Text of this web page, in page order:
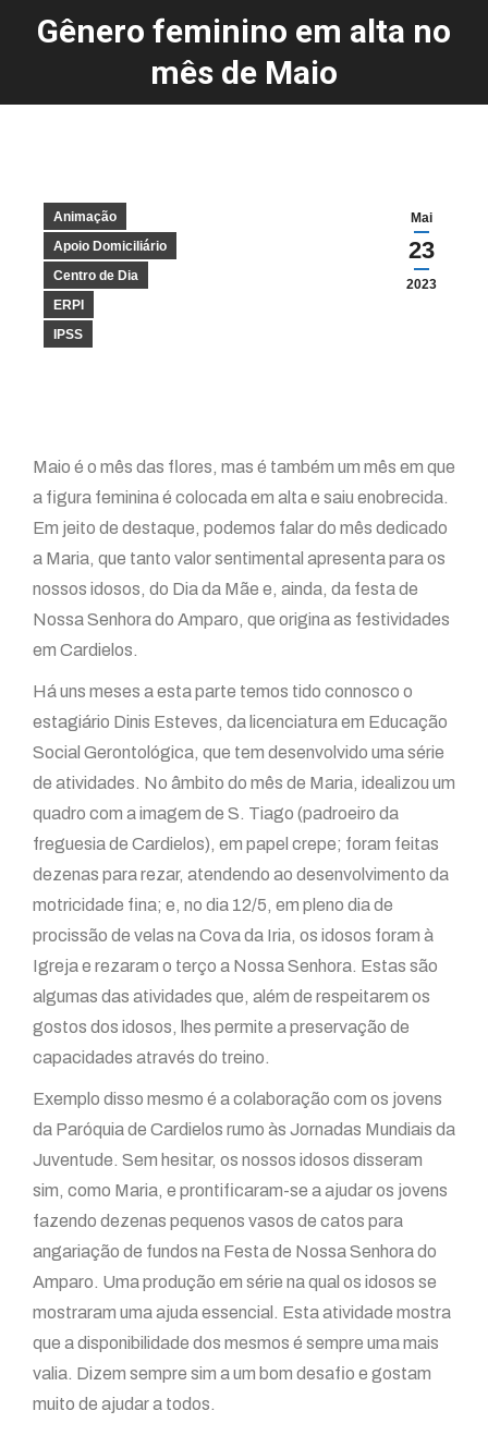
Gênero feminino em alta no
mês de Maio
Mai
23
2023
Animação
Apoio Domiciliário
Centro de Dia
ERPI
IPSS
Maio é o mês das flores, mas é também um mês em que
a figura feminina é colocada em alta e saiu enobrecida.
Em jeito de destaque, podemos falar do mês dedicado
a Maria, que tanto valor sentimental apresenta para os
nossos idosos, do Dia da Mãe e, ainda, da festa de
Nossa Senhora do Amparo, que origina as festividades
em Cardielos.
Há uns meses a esta parte temos tido connosco o
estagiário Dinis Esteves, da licenciatura em Educação
Social Gerontológica, que tem desenvolvido uma série
de atividades. No âmbito do mês de Maria, idealizou um
quadro com a imagem de S. Tiago (padroeiro da
freguesia de Cardielos), em papel crepe; foram feitas
dezenas para rezar, atendendo ao desenvolvimento da
motricidade fina; e, no dia 12/5, em pleno dia de
procissão de velas na Cova da Iria, os idosos foram à
Igreja e rezaram o terço a Nossa Senhora. Estas são
algumas das atividades que, além de respeitarem os
gostos dos idosos, lhes permite a preservação de
capacidades através do treino.
Exemplo disso mesmo é a colaboração com os jovens
da Paróquia de Cardielos rumo às Jornadas Mundiais da
Juventude. Sem hesitar, os nossos idosos disseram
sim, como Maria, e prontificaram-se a ajudar os jovens
fazendo dezenas pequenos vasos de catos para
angariação de fundos na Festa de Nossa Senhora do
Amparo. Uma produção em série na qual os idosos se
mostraram uma ajuda essencial. Esta atividade mostra
que a disponibilidade dos mesmos é sempre uma mais
valia. Dizem sempre sim a um bom desafio e gostam
muito de ajudar a todos.